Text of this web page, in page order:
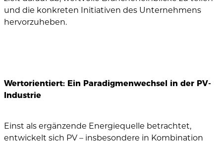
und die konkreten Initiativen des Unternehmens
hervorzuheben.
Wertorientiert: Ein Paradigmenwechsel in der PV-
Industrie
Einst als ergänzende Energiequelle betrachtet,
entwickelt sich PV – insbesondere in Kombination